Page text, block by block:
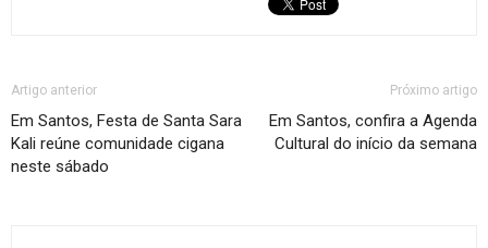
Artigo anterior
Em Santos, Festa de Santa Sara
Kali reúne comunidade cigana
neste sábado
Próximo artigo
Em Santos, confira a Agenda
Cultural do início da semana